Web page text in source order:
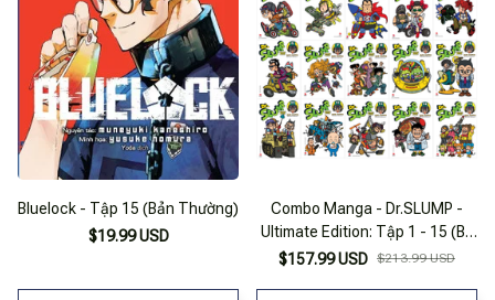
Bluelock - Tập 15 (Bản Thường)
$19.99 USD
Combo Manga - Dr.SLUMP -
Ultimate Edition: Tập 1 - 15 (Bộ
15 Tập)
$157.99 USD $213.99 USD